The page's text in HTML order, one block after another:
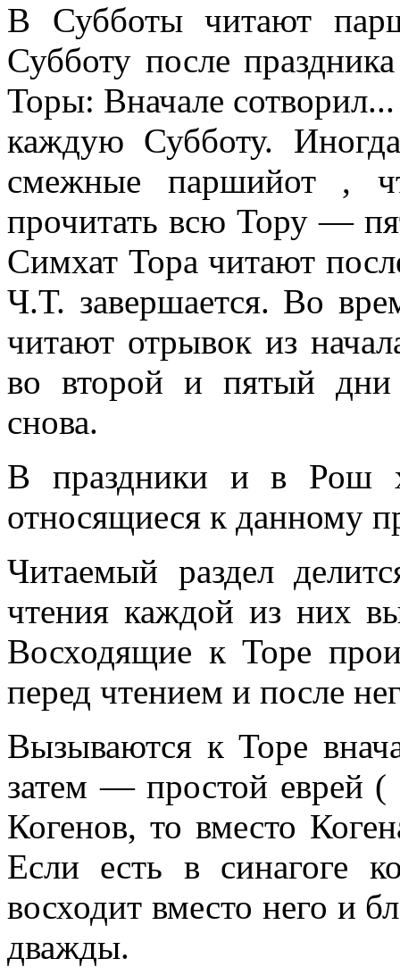
В Субботы читают
Субботу после
Торы: Вначале
каждую Субботу.
смежные паршийот ,
прочитать всю Тору —
Симхат Тора читают
Ч.Т. завершается. Во
читают отрывок из
во второй и пятый дни
снова.
В праздники и в Рош
относящиеся к данному
Читаемый раздел
чтения каждой из них
Восходящие к Торе
перед чтением и после
Вызываются к Торе
затем — простой еврей (
Когенов, то вместо
Если есть в синагоге
восходит вместо него и
дважды.